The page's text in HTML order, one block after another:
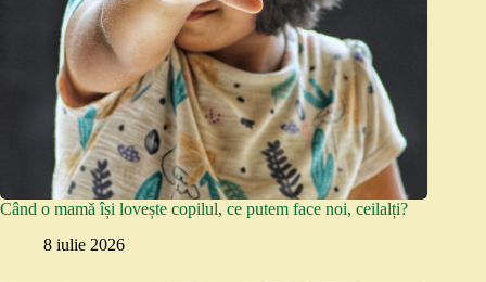
Când o mamă își lovește copilul, ce putem face noi, ceilalți?
8 iulie 2026